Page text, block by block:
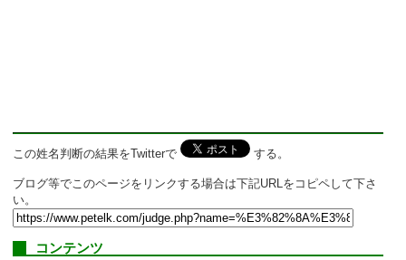
この姓名判断の結果をTwitterで する。
ブログ等でこのページをリンクする場合は下記URLをコピペして下さ
い。
コンテンツ